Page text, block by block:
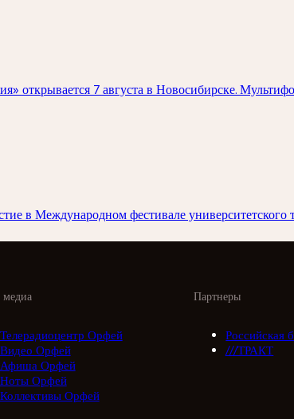
открывается 7 августа в Новосибирске.
в Международном фестивале университетского
Телерадиоцентр Орфей
Видео Орфей
Афиша Орфей
Ноты Орфей
Коллективы Орфей
Партнеры
Российская
///ТРАКТ